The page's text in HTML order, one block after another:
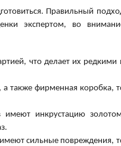
Правильный
экспертом, во
что делает их редкими
а также фирменная коробка,
имеют инкрустацию
имеют сильные повреждения,